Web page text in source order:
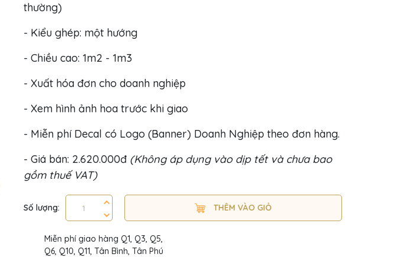
thường)
- Kiểu ghép: một hướng
- Chiều cao: 1m2 - 1m3
- Xuất hóa đơn cho doanh nghiệp
- Xem hình ảnh hoa trước khi giao
- Miễn phí Decal có Logo (Banner) Doanh Nghiệp theo đơn hàng.
- Giá bán: 2.620.000đ (Không áp dụng vào dịp tết và chưa bao
gồm thuế VAT)
Số lượng: THÊM VÀO GIỎ
Miễn phí giao hàng Q1, Q3, Q5,
Q6, Q10, Q11, Tân Bình, Tân Phú